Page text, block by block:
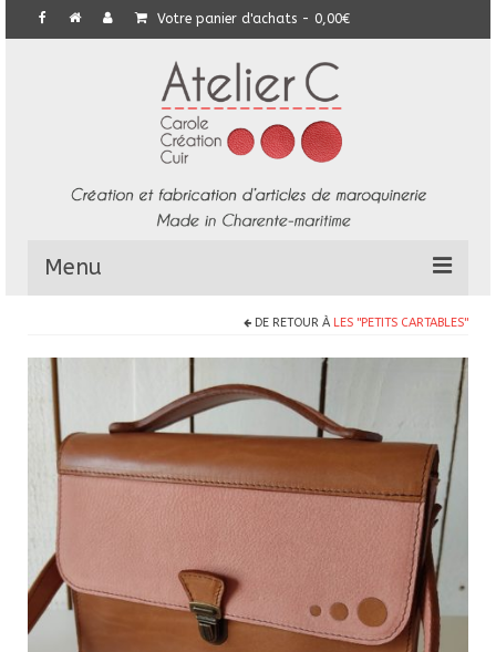
Votre panier d'achats - 0,00€
Menu
Collection
Commandes particulières
E-Boutique
Pour acheter
Contact
DE RETOUR À LES "PETITS CARTABLES"